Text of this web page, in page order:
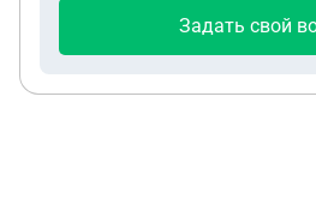
Задать свой